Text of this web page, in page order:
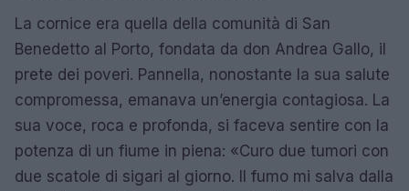
La cornice era quella della comunità di San
Benedetto al Porto, fondata da don Andrea Gallo, il
prete dei poveri. Pannella, nonostante la sua salute
compromessa, emanava un’energia contagiosa. La
sua voce, roca e profonda, si faceva sentire con la
potenza di un fiume in piena: «Curo due tumori con
due scatole di sigari al giorno. Il fumo mi salva dalla